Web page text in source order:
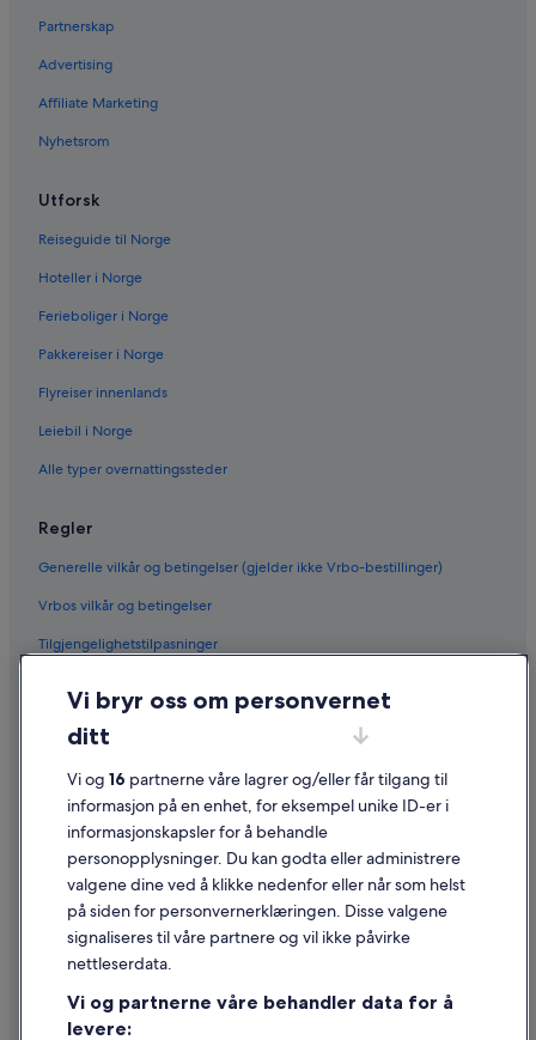
Partnerskap
Advertising
Affiliate Marketing
Nyhetsrom
Utforsk
Reiseguide til Norge
Hoteller i Norge
Ferieboliger i Norge
Pakkereiser i Norge
Flyreiser innenlands
Leiebil i Norge
Alle typer overnattingssteder
Regler
Generelle vilkår og betingelser (gjelder ikke Vrbo-bestillinger)
Vrbos vilkår og betingelser
Tilgjengelighetstilpasninger
Juridisk informasjon / kontakt oss
Retningslinjer for innhold og rapportering av innhold
Hjelp
Kontakt oss
Avbestille eller endre bestillingen
Refusjonsprosessen og tidsrammer for refusjon
Vi bryr oss om personvernet
ditt
Vi og 16 partnerne våre lagrer og/eller får tilgang til
informasjon på en enhet, for eksempel unike ID-er i
informasjonskapsler for å behandle
personopplysninger. Du kan godta eller administrere
valgene dine ved å klikke nedenfor eller når som helst
på siden for personvernerklæringen. Disse valgene
signaliseres til våre partnere og vil ikke påvirke
nettleserdata.
Vi og partnerne våre behandler data for å
levere: